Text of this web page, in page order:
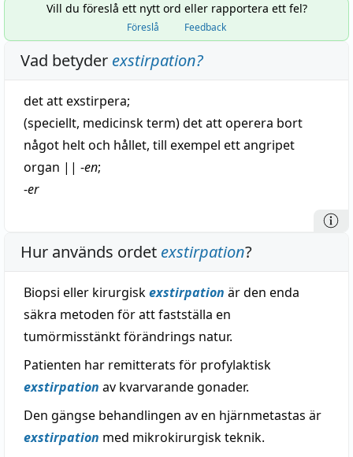
Vill du föreslå ett nytt ord eller rapportera ett fel?
Föreslå Feedback
Vad betyder exstirpation?
det attexstirpera;
(speciellt, medicinskterm) det attoperera bort
något helt och hållet, till exempel ett angripet
organ || -en;
-er
Hur används ordet exstirpation?
Biopsi eller kirurgiskexstirpation är den enda
säkra metoden för att fastställa en
tumörmisstänkt förändrings natur.
Patienten har remitterats för profylaktisk
exstirpation av kvarvarande gonader.
Den gängse behandlingen av en hjärnmetastas är
exstirpation med mikrokirurgisk teknik.